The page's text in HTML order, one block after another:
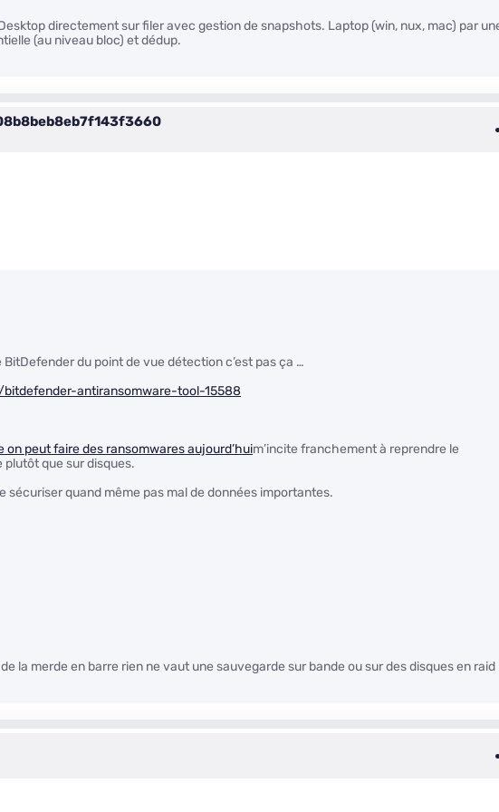
directement sur filer avec gestion de snapshots. Laptop (win, nux, mac) par
(au niveau bloc) et dédup.
du point de vue détection c’est pas ça …
antiransomware-tool-15588
on peut faire des ransomwares aujourd’huim’incite franchement à reprendre le
que sur disques.
sécuriser quand même pas mal de données importantes.
la merde en barre rien ne vaut une sauvegarde sur bande ou sur des disques en raid